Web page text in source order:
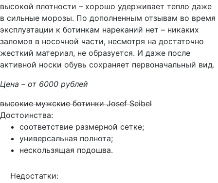
высокой плотности – хорошо удерживает тепло даже
в сильные морозы. По дополненным отзывам во время
эксплуатации к ботинкам нареканий нет – никаких
заломов в носочной части, несмотря на достаточно
жесткий материал, не образуется. И даже после
активной носки обувь сохраняет первоначальный вид.
Цена – от 6000 рублей
высокие мужские ботинки Josef Seibel
Достоинства:
соответствие размерной сетке;
универсальная полнота;
нескользящая подошва.
Недостатки: